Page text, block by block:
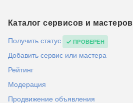
Каталог сервисов и мастеров
Получить статус ПРОВЕРЕН
Добавить сервис или мастера
Рейтинг
Модерация
Продвижение объявления